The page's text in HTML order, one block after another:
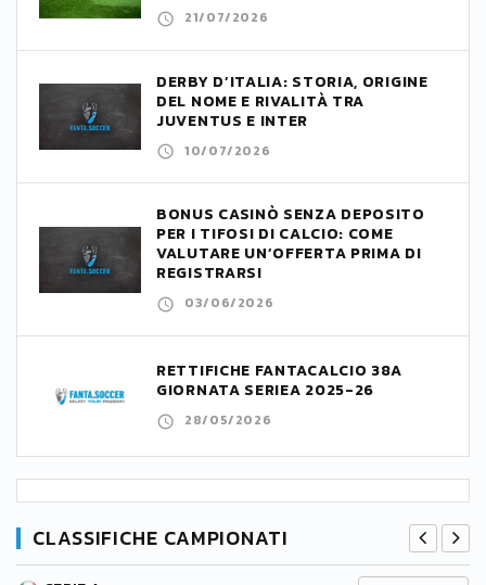
21/07/2026
DERBY D’ITALIA: STORIA, ORIGINE
DEL NOME E RIVALITÀ TRA
JUVENTUS E INTER
10/07/2026
BONUS CASINÒ SENZA DEPOSITO
PER I TIFOSI DI CALCIO: COME
VALUTARE UN’OFFERTA PRIMA DI
REGISTRARSI
03/06/2026
RETTIFICHE FANTACALCIO 38A
GIORNATA SERIEA 2025-26
28/05/2026
CLASSIFICHE CAMPIONATI